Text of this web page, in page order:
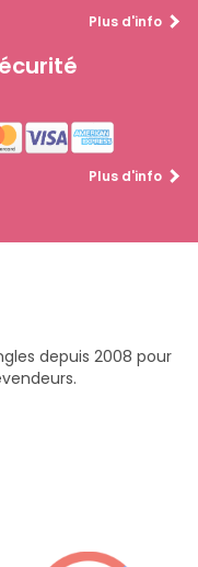
Plus d'info
Plus d'info
depuis 2008 pour